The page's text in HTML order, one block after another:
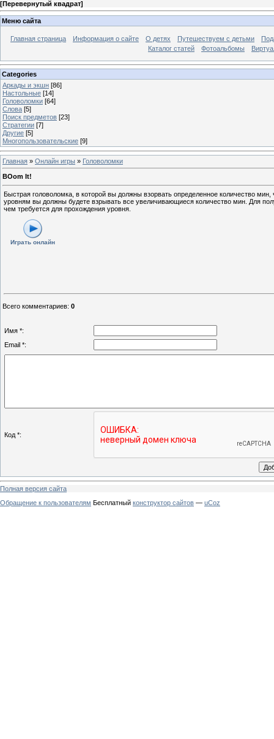
[Перевернутый квадрат]
Меню сайта
Главная страница Информация о сайте О детях Путешествуем с детьми
Каталог статей
Фотоальбомы
Categories
Аркады и экшн [86]
Настольные [14]
Головоломки [64]
Слова [5]
Поиск предметов [23]
Стратегии [7]
Другие [5]
Многопользовательские [9]
Главная » Онлайн игры » Головоломки
BOom It!
Быстрая головоломка, в которой вы должны взорвать определенное количество
уровням вы должны будете взрывать все увеличивающиеся количество мин. Для
чем требуется для прохождения уровня.
Играть онлайн
Всего комментариев: 0
Имя *:
Email *:
Код *:
Полная версия сайта
Обращение к пользователям Бесплатный конструктор сайтов — uCoz